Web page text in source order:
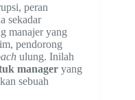
peran
sekadar
manajer yang
pendorong
ulung. Inilah
manager yang
sebuah